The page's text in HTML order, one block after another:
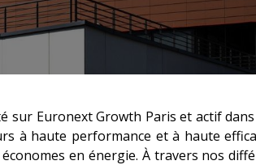
sur Euronext Growth Paris et actif dans
à haute performance et à haute
en énergie. À travers nos